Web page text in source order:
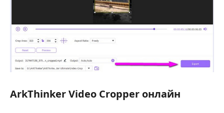
ArkThinker Video Cropper онлайн